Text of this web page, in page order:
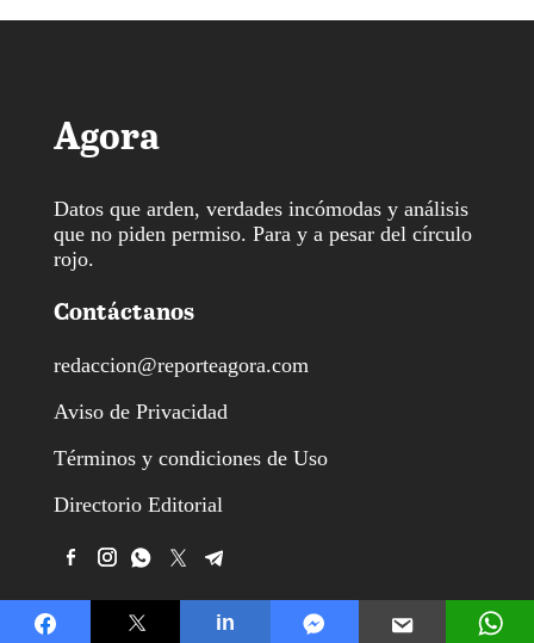
in
Agora
Datos que arden, verdades incómodas y análisis
que no piden permiso. Para y a pesar del círculo
rojo.
Contáctanos
redaccion@reporteagora.com
Aviso de Privacidad
Términos y condiciones de Uso
Directorio Editorial